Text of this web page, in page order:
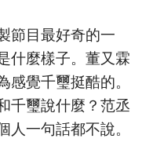
節目最好奇的一
什麼樣子。董又霖
感覺千璽挺酷的。
千璽說什麼？范丞
人一句話都不說。